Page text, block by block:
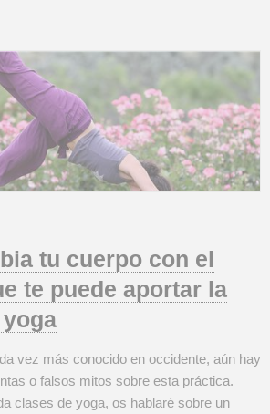
tu cuerpo con el
te puede aportar la
vez más conocido en occidente, aún hay
o falsos mitos sobre esta práctica.
clases de yoga, os hablaré sobre un